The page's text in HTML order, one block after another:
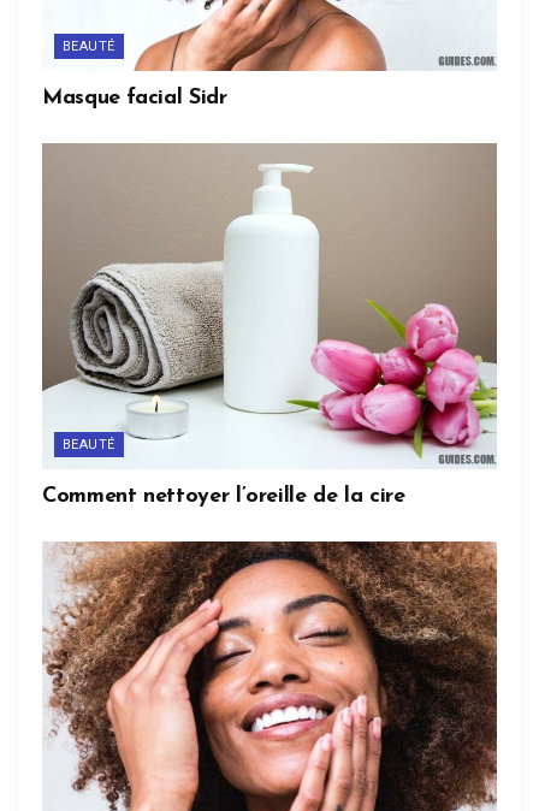
BEAUTÉ
Masque facial Sidr
BEAUTÉ
Comment nettoyer l’oreille de la cire